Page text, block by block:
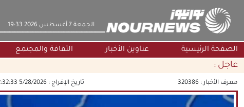
‫‫الجمعة‬‬ 7 أغسطس 2026 19:33
الصفحة الرئيسية عناوين الأخبار الثقافة والمجتمع
عاجل :
معرف الأخبار : 320386 تاريخ الإفراج : 5/28/2026 2:32:33 PM